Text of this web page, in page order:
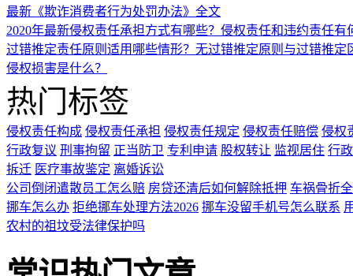
最新《欺诈消费者行为处罚办法》全文
2020年最新侵权责任承担方式有哪些？侵权责任和违约责任有
过错推定责任原则适用哪些情形？无过错推定原则与过错推定
侵权损害是什么？
热门标签
侵权责任构成 侵权责任承担 侵权责任规定 侵权责任赔偿 侵权
行政复议 刑事拘留 正当防卫 专利申请 股权转让 监视居住 行
拆迁 医疗事故鉴定 离婚诉讼
公司倒闭遣散员工怎么赔 房贷还清后如何解除抵押 车祸骨折
挪车怎么办 拒绝挪车处理方法2026 挪车没留手机号怎么联系
农村的祖坟受法律保护吗